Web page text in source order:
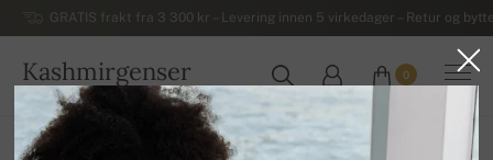
GRATIS frakt fra 3 300 kr – Levering innen 5 virkedager – Retur og
Kashmirgenser
NORGE
0
Hjem DAMEGENSERE